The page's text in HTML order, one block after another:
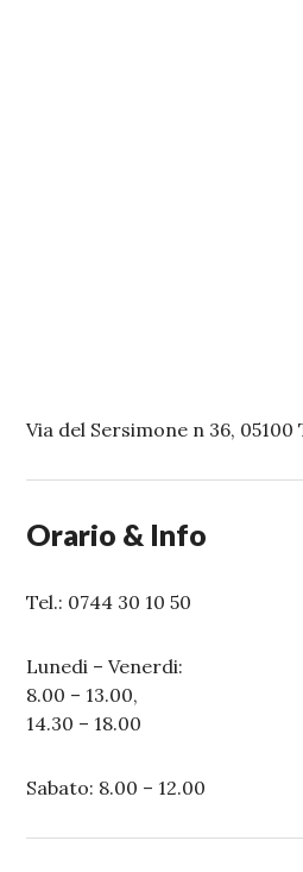
Via del Sersimone n 36, 05100
Orario & Info
Tel.: 0744 30 10 50
Lunedi – Venerdi:
8.00 – 13.00,
14.30 – 18.00
Sabato: 8.00 – 12.00